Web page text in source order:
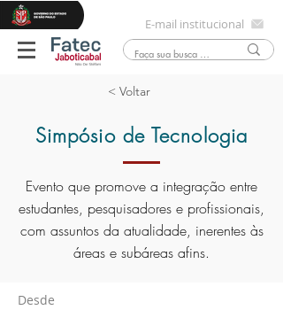
E-mail institucional
< Voltar
Simpósio de Tecnologia
Evento que promove a integração entre
estudantes, pesquisadores e profissionais,
com assuntos da atualidade, inerentes às
áreas e subáreas afins.
Desde